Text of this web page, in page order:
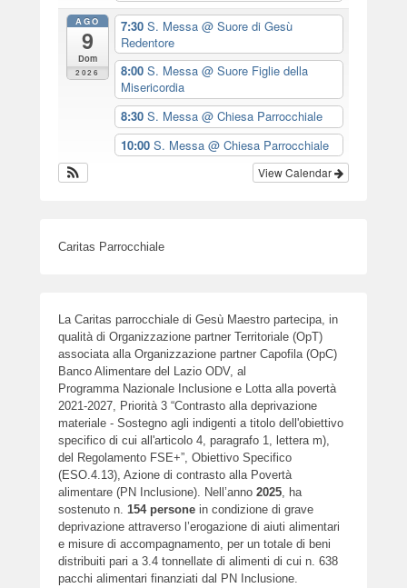
AGO
9
Dom
2026
7:30 S. Messa @ Suore di Gesù
Redentore
8:00 S. Messa @ Suore Figlie della
Misericordia
8:30 S. Messa @ Chiesa Parrocchiale
10:00 S. Messa @ Chiesa Parrocchiale
View Calendar
Caritas Parrocchiale
La Caritas parrocchiale di Gesù Maestro partecipa, in
qualità di Organizzazione partner Territoriale (OpT)
associata alla Organizzazione partner Capofila (OpC)
Banco Alimentare del Lazio ODV, al
Programma Nazionale Inclusione e Lotta alla povertà
2021-2027, Priorità 3 “Contrasto alla deprivazione
materiale - Sostegno agli indigenti a titolo dell'obiettivo
specifico di cui all'articolo 4, paragrafo 1, lettera m),
del Regolamento FSE+”, Obiettivo Specifico
(ESO.4.13), Azione di contrasto alla Povertà
alimentare (PN Inclusione). Nell’anno 2025 , ha
sostenuto n. 154 persone in condizione di grave
deprivazione attraverso l’erogazione di aiuti alimentari
e misure di accompagnamento, per un totale di beni
distribuiti pari a 3.4 tonnellate di alimenti di cui n. 638
pacchi alimentari finanziati dal PN Inclusione.